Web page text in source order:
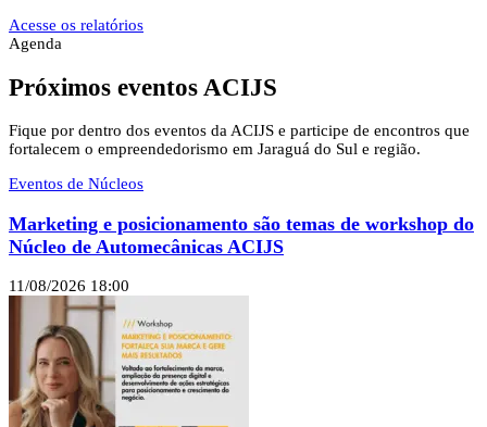
Acesse os relatórios
Agenda
Próximos eventos ACIJS
Fique por dentro dos eventos da ACIJS e participe de encontros que
fortalecem o empreendedorismo em Jaraguá do Sul e região.
Eventos de Núcleos
Marketing e posicionamento são temas de workshop do
Núcleo de Automecânicas ACIJS
11/08/2026 18:00